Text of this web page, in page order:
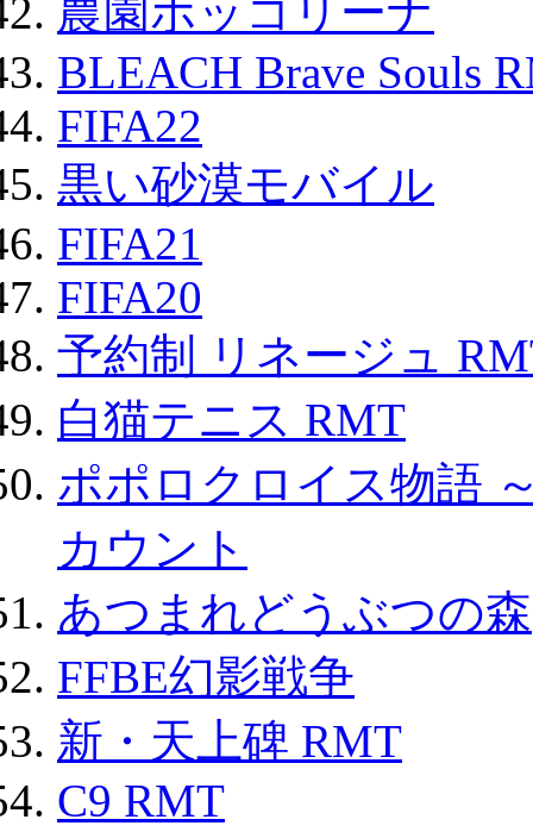
農園ホッコリーナ
BLEACH Brave Souls
FIFA22
黒い砂漠モバイル
FIFA21
FIFA20
予約制 リネージュ
白猫テニス RMT
ポポロクロイス物語
カウント
あつまれどうぶつの森
FFBE幻影戦争
新・天上碑 RMT
C9 RMT